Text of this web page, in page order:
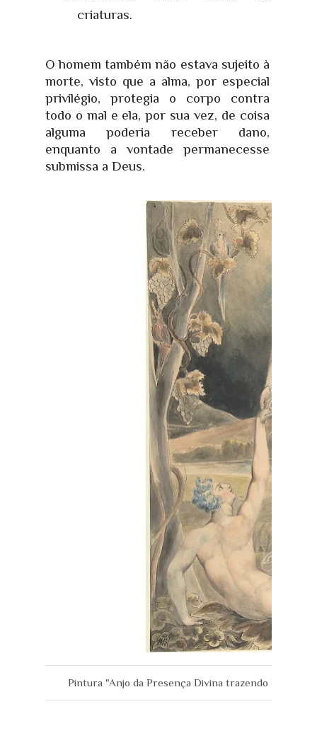
criaturas.
O homem também não estava sujeito à
morte, visto que a alma, por especial
privilégio, protegia o corpo contra
todo o mal e ela, por sua vez, de coisa
alguma poderia receber dano,
enquanto a vontade permanecesse
submissa a Deus.
Pintura "Anjo da Presença Divina trazendo Eva a